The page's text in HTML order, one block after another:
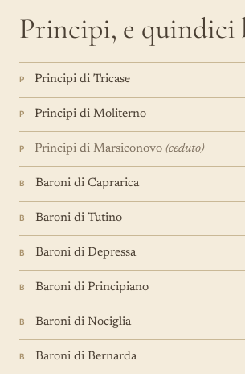
Principi, e quindici
P Principi di Tricase
P Principi di Moliterno
P Principi di Marsiconovo (ceduto)
B Baroni di Caprarica
B Baroni di Tutino
B Baroni di Depressa
B Baroni di Principiano
B Baroni di Nociglia
B Baroni di Bernarda